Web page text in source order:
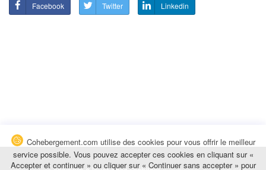
Facebook Twitter Linkedin
Cohebergement.com utilise des cookies pour vous offrir le meilleur
service possible. Vous pouvez accepter ces cookies en cliquant sur «
Accepter et continuer » ou cliquer sur « Continuer sans accepter » pour